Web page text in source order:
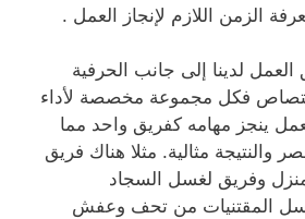
الزمن اللازم لإنجاز العمل .
العمل لدينا إلى جانب الحرفية
فكل مجموعة مخصصة لأداء
ينجز مهامه كفريق واحد مما
والنتيجة مثالية. مثلا هناك فريق
وفريق لغسل السجاد
المقتنيات من تحف وعفش